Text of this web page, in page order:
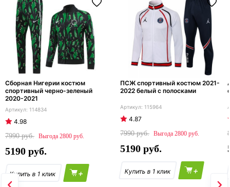
Сборная Нигерии костюм
спортивный черно-зеленый
2020-2021
114834
4.98
7990
2800
5190
+
ПСЖ спортивный костюм 2021-
2022 белый с полосками
115964
4.87
7990
2800
5190
+